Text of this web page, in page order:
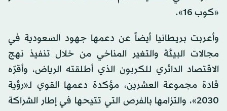
«كوب 16».
وأعربت بريطانيا أيضاً عن دعمها جهود السعودية في
مجالات البيئة والتغير المناخي من خلال تنفيذ نهج
الاقتصاد الدائري للكربون الذي أطلقته الرياض، وأقرّه
قادة مجموعة العشرين، مؤكدة دعمها القوي لـ«رؤية
2030»، والتزامها بالفرص التي تتيحها في إطار الشراكة